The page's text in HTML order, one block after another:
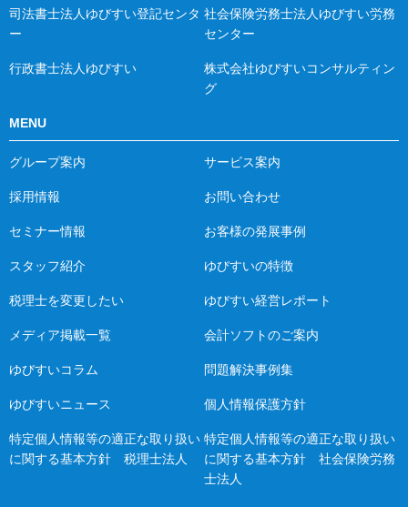
司法書士法人ゆびすい登記センタ
ー
社会保険労務士法人ゆびすい労務
センター
行政書士法人ゆびすい
株式会社ゆびすいコンサルティン
グ
MENU
グループ案内 サービス案内
採用情報 お問い合わせ
セミナー情報 お客様の発展事例
スタッフ紹介 ゆびすいの特徴
税理士を変更したい ゆびすい経営レポート
メディア掲載一覧 会計ソフトのご案内
ゆびすいコラム 問題解決事例集
ゆびすいニュース 個人情報保護方針
特定個人情報等の適正な取り扱い
に関する基本方針 税理士法人
特定個人情報等の適正な取り扱い
に関する基本方針 社会保険労務
士法人